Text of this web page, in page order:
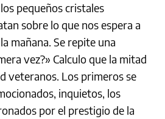
pequeños cristales
sobre lo que nos espera a
mañana. Se repite una
vez?» Calculo que la mitad
veteranos. Los primeros se
inquietos, los
por el prestigio de la